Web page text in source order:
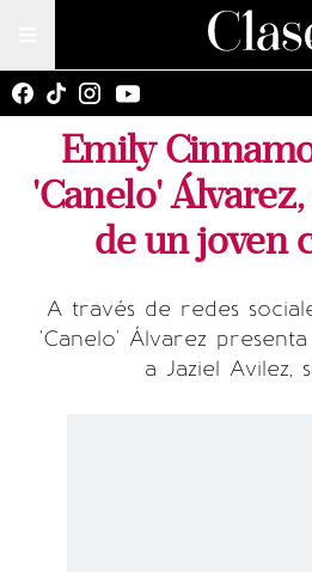
Emily
'Canelo'
de un joven
A través de redes
'Canelo' Álvarez
a Jaziel Avilez,